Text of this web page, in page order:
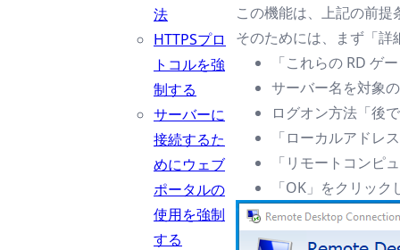
法
HTTPSプロ
トコルを強
制する
サーバーに
接続するた
めにウェブ
ポータルの
使用を強制
する
この機能は、上記の前
そのためには、まず「
「これらの RD ゲ
サーバー名を対象
ログオン方法「後
「ローカルアドレ
「リモートコンピ
「OK」をクリッ